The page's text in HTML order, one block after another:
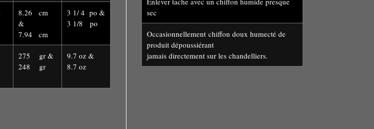
8.26 cm
&
7.94 cm
3 1/ 4 po &
3 1/8 po
275 gr &
248 gr
9.7 oz &
8.7 oz
sec
Occasionnellement chiffon doux humecté de
produit dépoussiérant
jamais directement sur les chandelliers.